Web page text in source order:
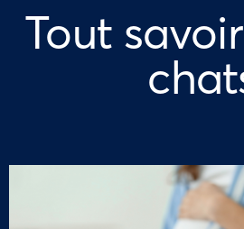
Tout